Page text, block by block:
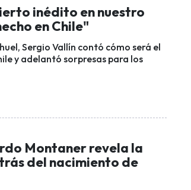
inédito en nuestro
en Chile"
Sergio Vallín contó cómo será el
y adelantó sorpresas para los
Montaner revela la
del nacimiento de